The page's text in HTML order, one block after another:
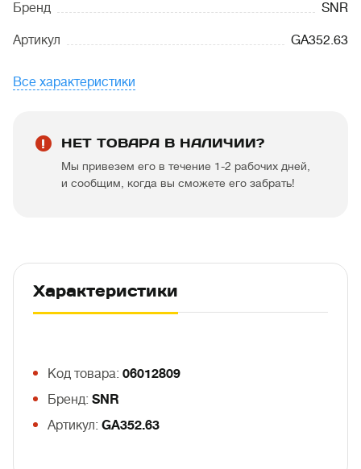
Бренд SNR
Артикул GA352.63
Все характеристики
НЕТ ТОВАРА В НАЛИЧИИ?
Мы привезем его в течение 1-2 рабочих дней,
и сообщим, когда вы сможете его забрать!
Характеристики
Код товара: 06012809
Бренд: SNR
Артикул: GA352.63